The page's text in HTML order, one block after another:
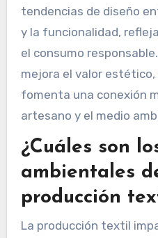
tendencias de diseño
y la funcionalidad,
el consumo
mejora el valor
fomenta una conexión
artesano y el medio
¿Cuáles son
ambientales
producción
La producción textil